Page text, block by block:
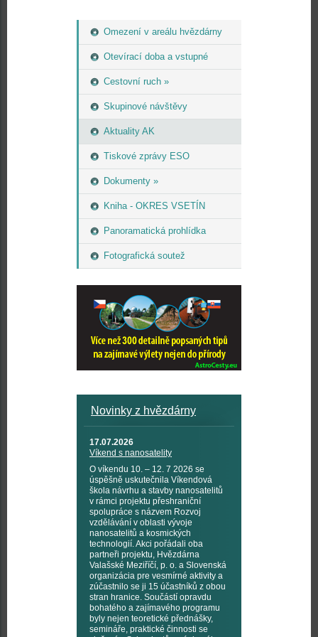
Omezení v areálu hvězdárny
Otevírací doba a vstupné
Cestovní ruch »
Skupinové návštěvy
Aktuality AK
Tiskové zprávy ESO
Dokumenty »
Kniha - OKRES VSETÍN
Panoramatická prohlídka
Fotografická soutež
Novinky z hvězdárny
17.07.2026
Víkend s nanosatelity
O víkendu 10. – 12. 7 2026 se
úspěšně uskutečnila Víkendová
škola návrhu a stavby nanosatelitů
v rámci projektu přeshraniční
spolupráce s názvem Rozvoj
vzdělávání v oblasti vývoje
nanosatelitů a kosmických
technologií. Akci pořádali oba
partneři projektu, Hvězdárna
Valašské Meziříčí, p. o. a Slovenská
organizácia pre vesmírné aktivity a
zúčastnilo se ji 15 účastníků z obou
stran hranice. Součástí opravdu
bohatého a zajímavého programu
byly nejen teoretické přednášky,
semináře, praktické činnosti se